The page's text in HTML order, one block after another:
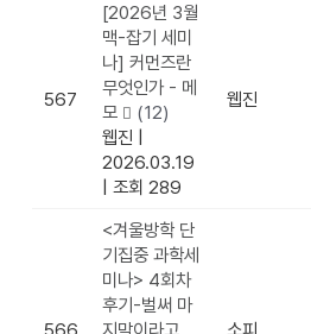
567
[2026년 3월
맥-잡기 세미
나] 커먼즈란
무엇인가 - 메
모
(12)
웹진
2026.03.19
조회 289
웹진
<겨울방학 단
기집중 과학세
미나> 4회차
후기-벌써 마